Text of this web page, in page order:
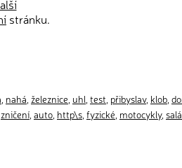
stránku.
nahá železnice uhl test přibyslav, klob
zničení auto http\s fyzické motocykly,